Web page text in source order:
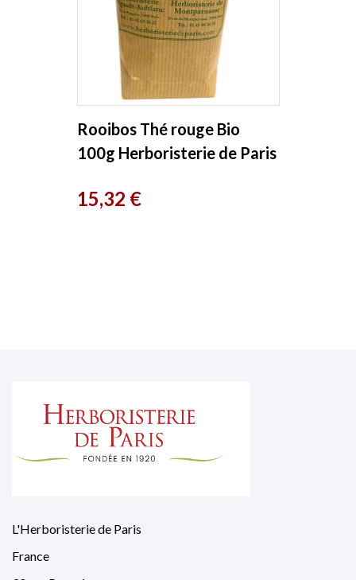
Rooibos Thé rouge Bio
100g Herboristerie de Paris
Prix
15,32 €
L'Herboristerie de Paris
France